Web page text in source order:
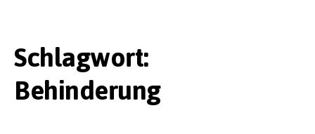
Schlagwort:
Behinderung